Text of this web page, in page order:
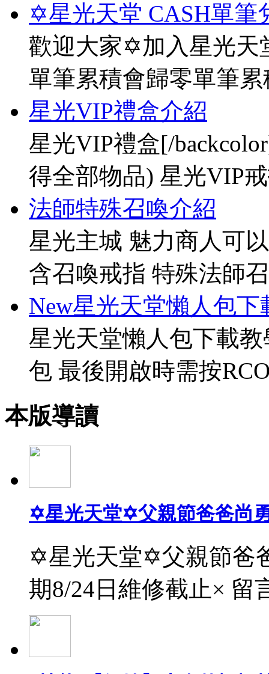
✡星光天堂 CASH單筆
歡迎大家✡加入星光天
單筆累積會歸零單筆
星光VIP禮盒介紹
星光VIP禮盒[/
得全部物品) 星光VIP
法師特殊召喚介紹
星光主城 魅力商人可
含召喚戒指 特殊法師
New星光天堂懶人包下
星光天堂懶人包下載
包 最後開啟時需按
本版導讀
✡星光天堂✡父親節爸爸尚
✡星光天堂✡父親節爸
期8/24日維修截止× 留